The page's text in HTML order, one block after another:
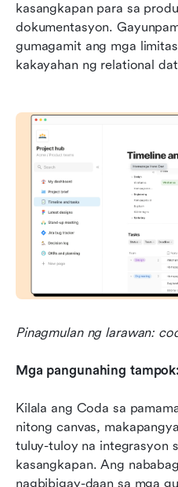
kasangkapan para sa
dokumentasyon.
gumagamit ang mga
kakayahan ng relational
Pinagmulan ng larawan:
Mga pangunahing tampok:
Kilala ang Coda sa
nitong canvas,
tuluy-tuloy na integrasyon
kasangkapan. Ang
nagbibigay-daan sa mga